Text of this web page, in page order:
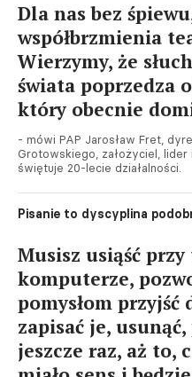
Dla nas bez
współbrzmienia
Wierzymy, że
świata poprzedza
który obecnie
- mówi PAP Jarosław Fret,
Grotowskiego, założyciel,
świętuje 20-lecie działalności.
Pisanie to dyscyplina
Musisz usiąść
komputerze,
pomysłom przyjść
zapisać je,
jeszcze raz, aż to,